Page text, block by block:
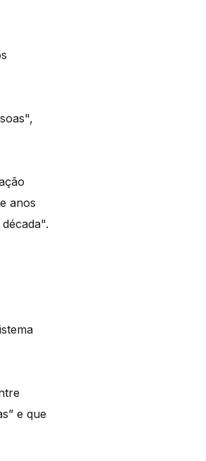
anos
e que